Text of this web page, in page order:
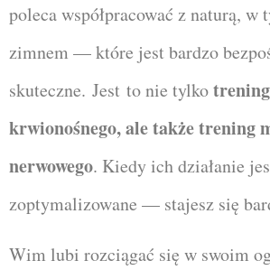
poleca współpracować z naturą, w
zimnem — które jest bardzo
skuteczne. Jest to nie tylko
krwionośnego, ale także trening
nerwowego. Kiedy ich działanie
zoptymalizowane — stajesz się
Wim lubi rozciągać się w swoim